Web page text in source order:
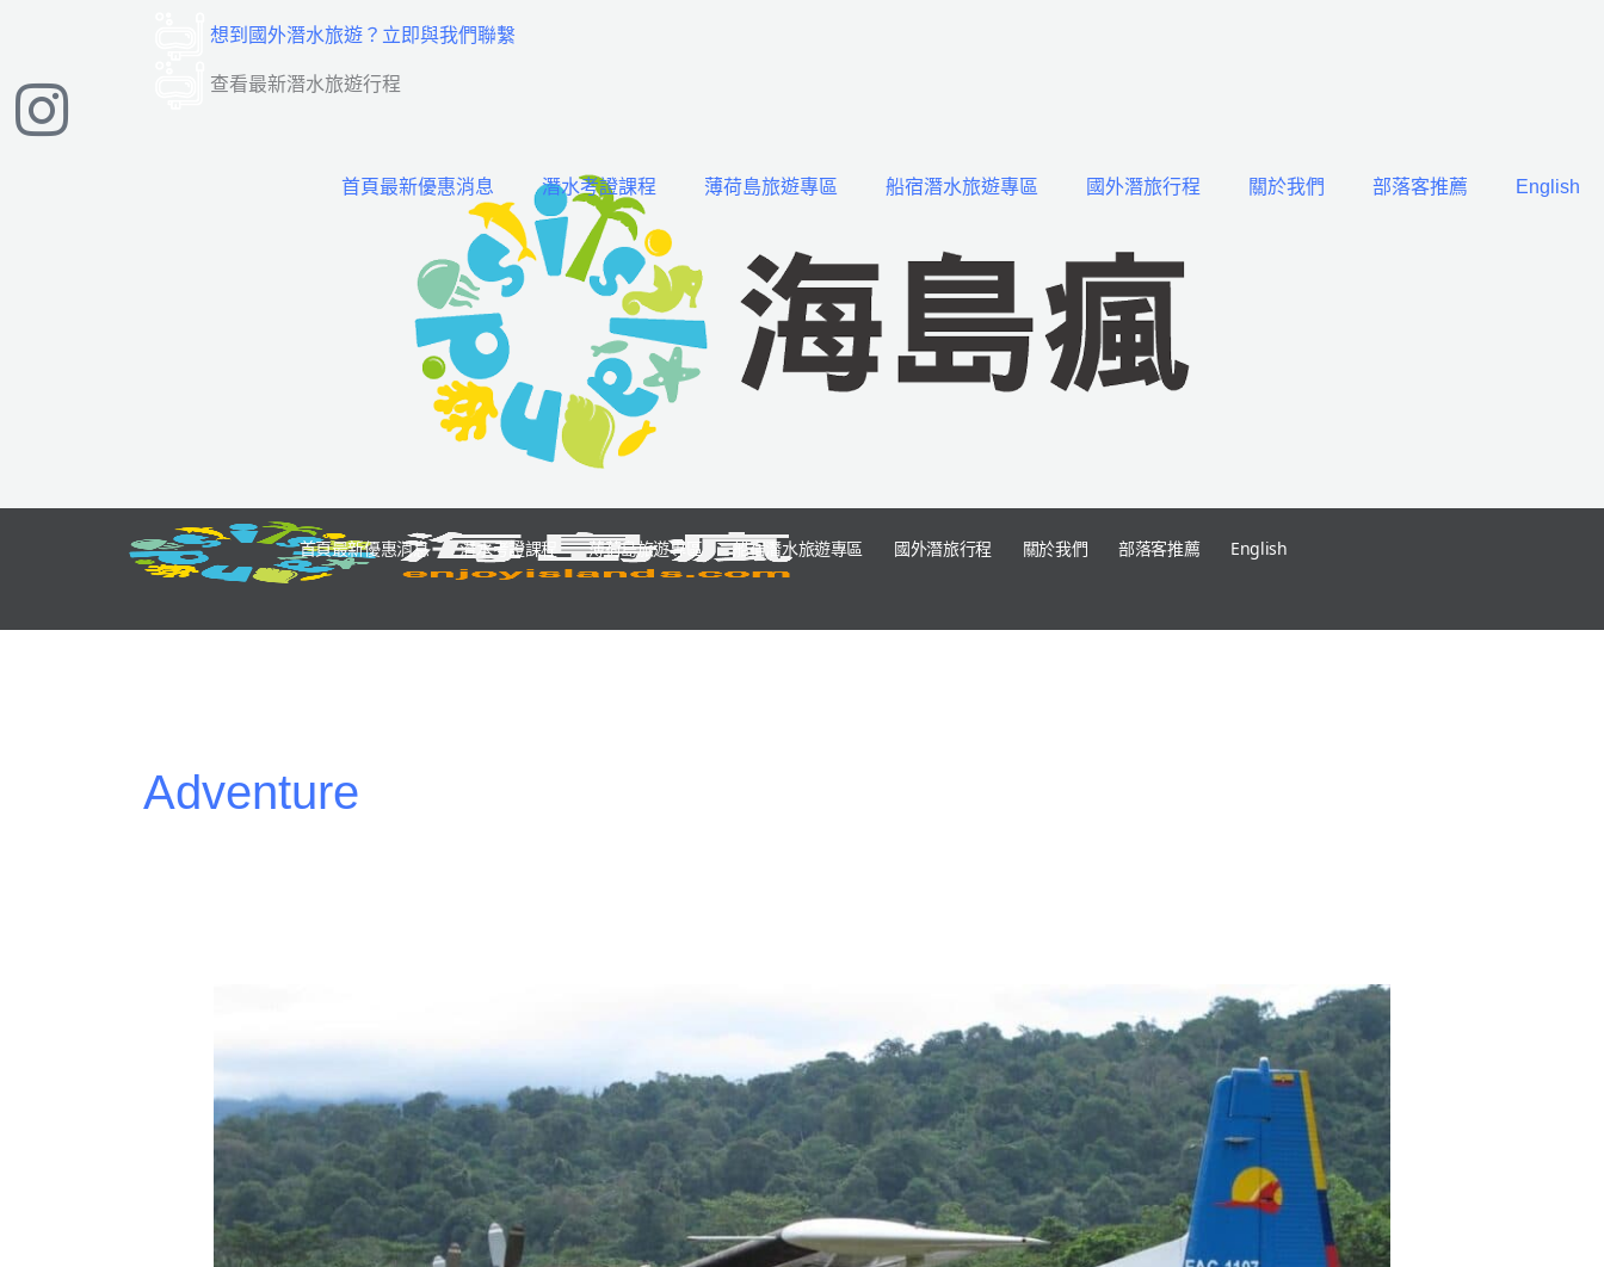
要
內
想到國外潛水旅遊？立即與我們聯繫
查看最新潛水旅遊行程
首頁最新優惠消息 潛水考證課程 薄荷島旅遊專區 船宿潛水旅遊專區 國外潛旅行程 關於我們 部落客推薦 English
首頁最新優惠消息 潛水考證課程 薄荷島旅遊專區 船宿潛水旅遊專區 國外潛旅行程 關於我們 部落客推薦 English
Adventure
洲
倫
比
與
世
隔